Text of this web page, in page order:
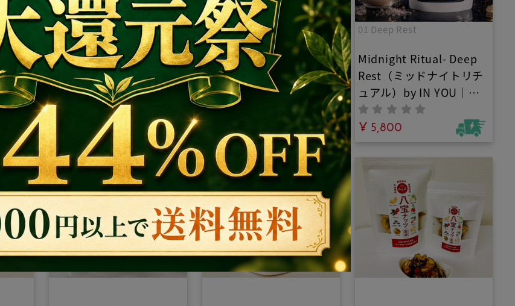
天然
オ
ッ
を5
性
ど
強
る
3世
ケ
MAX 30%OFF!
【家庭が温泉になる！電
子があふれる魔法の入浴
剤温泉水とクレイパウダ
ーの贅沢お風呂セット】
元自衛隊員が全財産33年
を賭けて完成させた国際
特許の電解水｜疲労困憊
の夜も、20分浸かるだけ
で翌朝が驚くほど軽くな
る、知る人ぞ知る秘伝の
入浴法
¥ 14,740
オーガニックの最高峰と呼ば
れるデメター認証のオリーブ
オイルがここに。
【スペイン産エキストラ
バージンオリーブオイ
ル】非加熱製法｜世界一
厳格なオーガニック認証
「デメター認証」取得！
バイオダイナミック農法
が育む究極の生命エネル
ギー。酸度0.10%の鮮度
と圧倒的な抗酸化力
¥ 6,350
01 Deep Rest
Midnight Ritual- Deep
Rest（ミッドナイトリチ
ュアル）by IN YOU｜オ
ーガニックアロマバスパ
ウダー｜よく眠りたい夜
のお供に。エプソムソル
トとラベンダー×フラン
キンセンスの精油が夜の
バスタブを「タスクを忘
れるあなただけの究極の
15分」へ。本来の自分に
還る時間を今。
¥ 5,800
ログインして獲得
Code: FS13000-d
※ ¥13,000以上のご注文
※ 有効期限内にご利用ください
利用規約・注意事項
※この画面を間違えて閉じてしまった場合、あとでもう
一度確認したい場合は、画面右下のボタンをタップして
ください。
[ 閉じる ]